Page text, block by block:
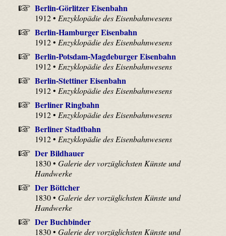
Berlin-Görlitzer Eisenbahn
1912 •Enzyklopädie des Eisenbahnwesens
Berlin-Hamburger Eisenbahn
1912 •Enzyklopädie des Eisenbahnwesens
Berlin-Potsdam-Magdeburger Eisenbahn
1912 •Enzyklopädie des Eisenbahnwesens
Berlin-Stettiner Eisenbahn
1912 •Enzyklopädie des Eisenbahnwesens
Berliner Ringbahn
1912 •Enzyklopädie des Eisenbahnwesens
Berliner Stadtbahn
1912 •Enzyklopädie des Eisenbahnwesens
Der Bildhauer
1830 •Galerie der vorzüglichsten Künste und
Handwerke
Der Böttcher
1830 •Galerie der vorzüglichsten Künste und
Handwerke
Der Buchbinder
1830 •Galerie der vorzüglichsten Künste und